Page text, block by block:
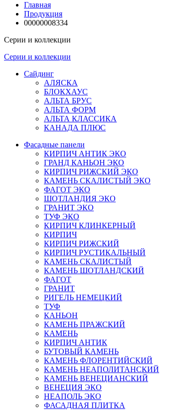
Главная
Продукция
00000008334
Серии и коллекции
Серии и коллекции
Сайдинг
АЛЯСКА
БЛОКХАУС
АЛЬТА БРУС
АЛЬТА ФОРМ
АЛЬТА КЛАССИКА
КАНАДА ПЛЮС
Фасадные панели
КИРПИЧ АНТИК ЭКО
ГРАНД КАНЬОН ЭКО
КИРПИЧ РИЖСКИЙ ЭКО
КАМЕНЬ СКАЛИСТЫЙ ЭКО
ФАГОТ ЭКО
ШОТЛАНДИЯ ЭКО
ГРАНИТ ЭКО
ТУФ ЭКО
КИРПИЧ КЛИНКЕРНЫЙ
КИРПИЧ
КИРПИЧ РИЖСКИЙ
КИРПИЧ РУСТИКАЛЬНЫЙ
КАМЕНЬ СКАЛИСТЫЙ
КАМЕНЬ ШОТЛАНДСКИЙ
ФАГОТ
ГРАНИТ
РИГЕЛЬ НЕМЕЦКИЙ
ТУФ
КАНЬОН
КАМЕНЬ ПРАЖСКИЙ
КАМЕНЬ
КИРПИЧ АНТИК
БУТОВЫЙ КАМЕНЬ
КАМЕНЬ ФЛОРЕНТИЙСКИЙ
КАМЕНЬ НЕАПОЛИТАНСКИЙ
КАМЕНЬ ВЕНЕЦИАНСКИЙ
ВЕНЕЦИЯ ЭКО
НЕАПОЛЬ ЭКО
ФАСАДНАЯ ПЛИТКА